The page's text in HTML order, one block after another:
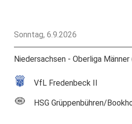
Sonntag, 6.9.2026
Niedersachsen - Oberliga
VfL Fredenbeck II
HSG Grüppenbühren/